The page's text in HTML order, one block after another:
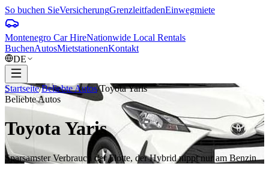
So buchen SieVersicherungGrenzleitfadenEinwegmiete
Montenegro Car HireNationwide Local Rentals
BuchenAutosMietstationenKontakt
DE
Startseite/Beliebte Autos/Toyota Yaris
Beliebte Autos
Toyota Yaris
Sparsamster Verbrauch der Flotte, der Hybrid nippt nur am Benzin